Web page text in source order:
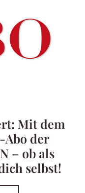
Mit dem
der
– ob als
selbst!